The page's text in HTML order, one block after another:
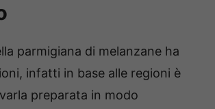
parmigiana di melanzane ha
infatti in base alle regioni è
preparata in modo